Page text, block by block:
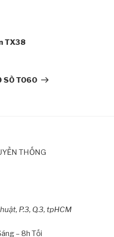
TX38
SÒ TO60
THỐNG
P.3, Q.3, tpHCM
– 8h Tối